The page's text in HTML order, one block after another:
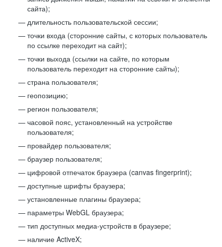
сайта);
длительность пользовательской сессии;
точки входа (сторонние сайты, с которых пользователь
по ссылке переходит на сайт);
точки выхода (ссылки на сайте, по которым
пользователь переходит на сторонние сайты);
страна пользователя;
геопозицию;
регион пользователя;
часовой пояс, установленный на устройстве
пользователя;
провайдер пользователя;
браузер пользователя;
цифровой отпечаток браузера (canvas fingerprint);
доступные шрифты браузера;
установленные плагины браузера;
параметры WebGL браузера;
тип доступных медиа-устройств в браузере;
наличие ActiveX;